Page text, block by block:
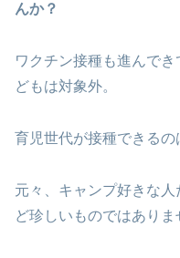
んか？
ワクチン接種も進んで
どもは対象外。
育児世代が接種できるの
元々、キャンプ好きな人
ど珍しいものではありま